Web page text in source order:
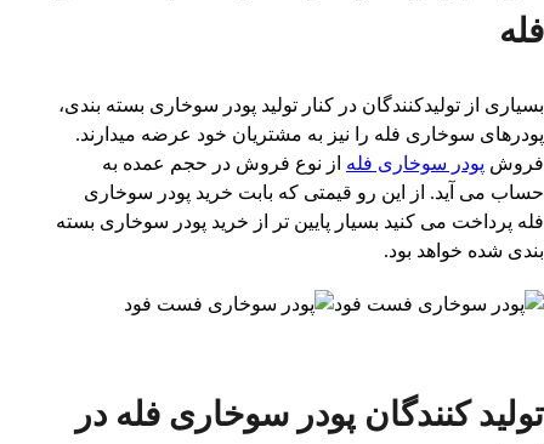
فله
بسیاری از تولیدکنندگان در کنار تولید پودر سوخاری بسته بندی،
پودرهای سوخاری فله را نیز به مشتریان خود عرضه میدارند.
فروش پودر سوخاری فله از نوع فروش در حجم عمده به
حساب می آید. از این رو قیمتی که بابت خرید پودر سوخاری
فله پرداخت می کنید بسیار پایین تر از خرید پودر سوخاری بسته
بندی شده خواهد بود.
تولید کنندگان پودر سوخاری فله در